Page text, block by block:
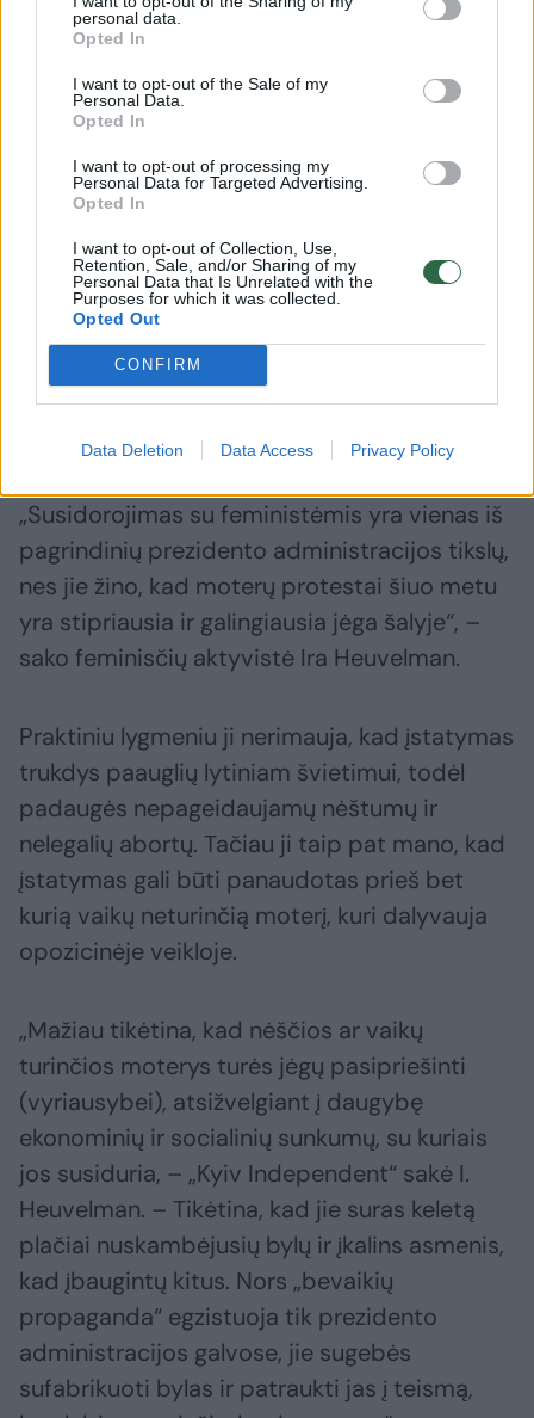
personal data.
Opted In
I want to opt-out of the Sale of my
Personal Data.
Opted In
I want to opt-out of processing my
Personal Data for Targeted Advertising.
Opted In
I want to opt-out of Collection, Use,
Retention, Sale, and/or Sharing of my
Personal Data that Is Unrelated with the
Purposes for which it was collected.
Opted Out
CONFIRM
Data Deletion Data Access Privacy Policy
Maskva.
EPA-ELTA nuotr.
„Susidorojimas su feministėmis yra vienas iš
pagrindinių prezidento administracijos tikslų,
nes jie žino, kad moterų protestai šiuo metu
yra stipriausia ir galingiausia jėga šalyje“, –
sako feminisčių aktyvistė Ira Heuvelman.
Praktiniu lygmeniu ji nerimauja, kad įstatymas
trukdys paauglių lytiniam švietimui, todėl
padaugės nepageidaujamų nėštumų ir
nelegalių abortų. Tačiau ji taip pat mano, kad
įstatymas gali būti panaudotas prieš bet
kurią vaikų neturinčią moterį, kuri dalyvauja
opozicinėje veikloje.
„Mažiau tikėtina, kad nėščios ar vaikų
turinčios moterys turės jėgų pasipriešinti
(vyriausybei), atsižvelgiant į daugybę
ekonominių ir socialinių sunkumų, su kuriais
jos susiduria, – „Kyiv Independent“ sakė I.
Heuvelman. – Tikėtina, kad jie suras keletą
plačiai nuskambėjusių bylų ir įkalins asmenis,
kad įbaugintų kitus. Nors „bevaikių
propaganda“ egzistuoja tik prezidento
administracijos galvose, jie sugebės
sufabrikuoti bylas ir patraukti jas į teismą,